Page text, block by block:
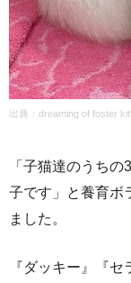
出典： dreaming of foster
「子猫達のうち
子です」と養育ボ
ました。
『ダッキー』『